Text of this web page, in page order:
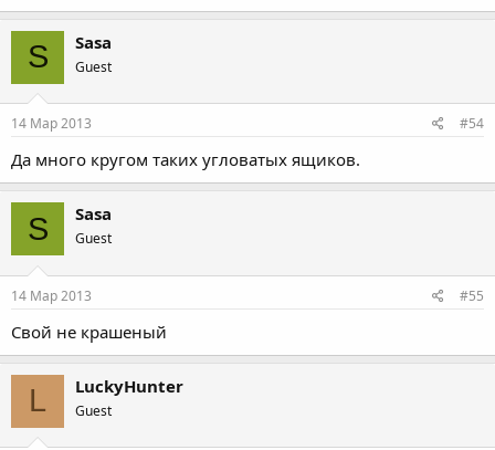
S Sasa
Guest
14 Мар 2013 #54
Да много кругом таких угловатых ящиков.
S Sasa
Guest
14 Мар 2013 #55
Свой не крашеный
L LuckyHunter
Guest